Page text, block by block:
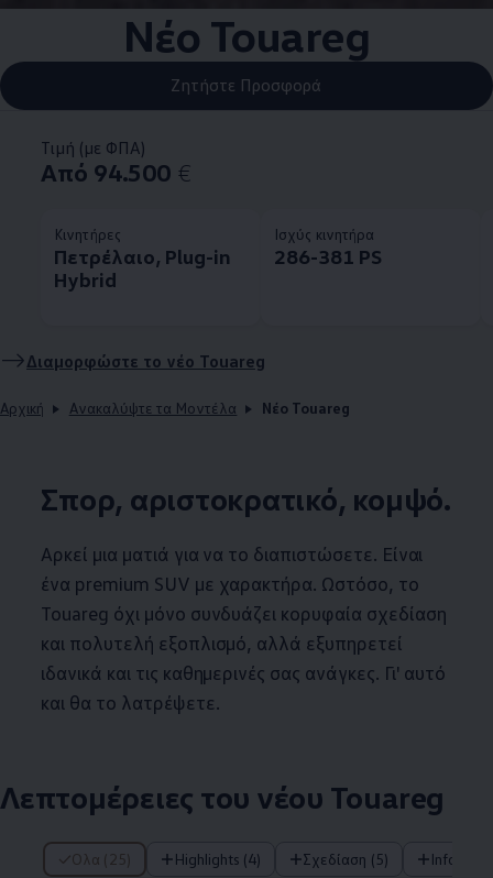
Νέο Touareg
Ζητήστε Προσφορά
Τιμή (με ΦΠΑ)
Από 94.500 €
Κινητήρες
Πετρέλαιο, Plug-in
Hybrid
Ισχύς κινητήρα
286-381 PS
Διαμορφώστε το νέο Touareg
Αρχική Ανακαλύψτε τα Μοντέλα Νέο Touareg
Σπορ, αριστοκρατικό, κομψό.
Αρκεί μια ματιά για να το διαπιστώσετε. Είναι
ένα premium SUV με χαρακτήρα. Ωστόσο, το
Touareg όχι μόνο συνδυάζει κορυφαία σχεδίαση
και πολυτελή εξοπλισμό, αλλά εξυπηρετεί
ιδανικά και τις καθημερινές σας ανάγκες. Γι' αυτό
και θα το λατρέψετε.
Λεπτομέρειες του νέου Touareg
Όλα (25) Highlights (4) Σχεδίαση (5)
25 από 25 items